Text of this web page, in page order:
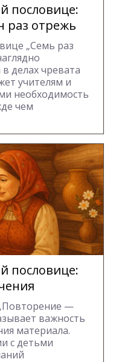
пословице:
раз отрежь
„Семь раз
делах чревата
учителям и
необходимость
чем
пословице:
—
важность
материала.
с детьми